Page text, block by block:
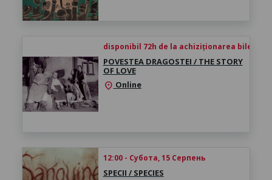
disponibil 72h de la achiziționarea biletului
POVESTEA DRAGOSTEI / THE STORY
OF LOVE
location_on Online
12:00 - Субота, 15 Серпень
SPECII / SPECIES